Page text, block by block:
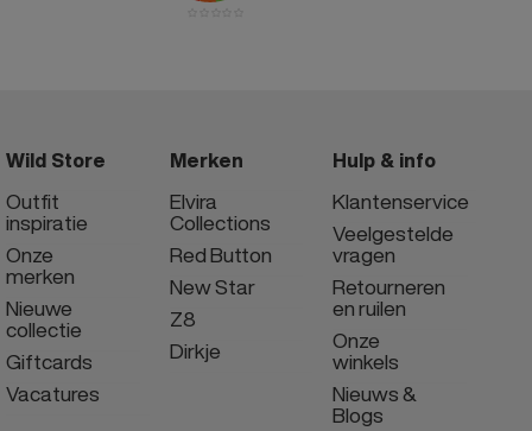
Wild Store
Outfit
inspiratie
Onze
merken
Nieuwe
collectie
Giftcards
Vacatures
Merken
Elvira
Collections
Red Button
New Star
Z8
Dirkje
Hulp & info
Klantenservice
Veelgestelde
vragen
Retourneren
en ruilen
Onze
winkels
Nieuws &
Blogs